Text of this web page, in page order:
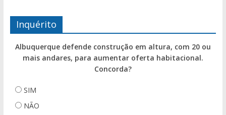
Inquérito
Albuquerque defende construção em altura, com 20 ou
mais andares, para aumentar oferta habitacional.
Concorda?
SIM
NÃO